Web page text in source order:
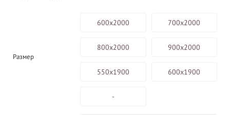
Размер
600х2000 700х2000
800х2000 900х2000
550х1900 600х1900
-